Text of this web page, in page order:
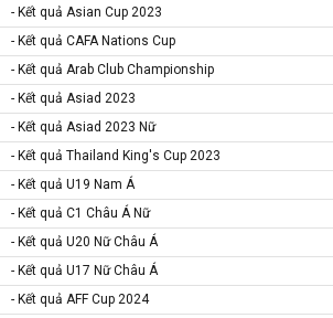
- Kết quả Asian Cup 2023
- Kết quả CAFA Nations Cup
- Kết quả Arab Club Championship
- Kết quả Asiad 2023
- Kết quả Asiad 2023 Nữ
- Kết quả Thailand King's Cup 2023
- Kết quả U19 Nam Á
- Kết quả C1 Châu Á Nữ
- Kết quả U20 Nữ Châu Á
- Kết quả U17 Nữ Châu Á
- Kết quả AFF Cup 2024